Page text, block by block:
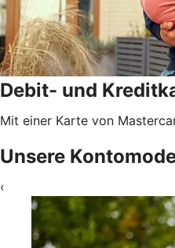
Debit- und
Mit einer Karte von
Unsere
‹